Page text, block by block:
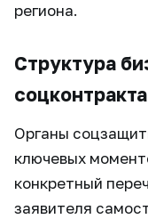
региона.
Структура
соцконтракта
Органы
ключевых
конкретный
заявителя